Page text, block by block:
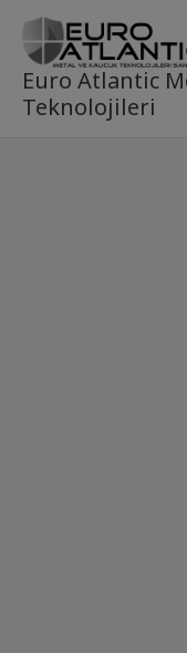
content
Euro Atlantic
Teknolojileri